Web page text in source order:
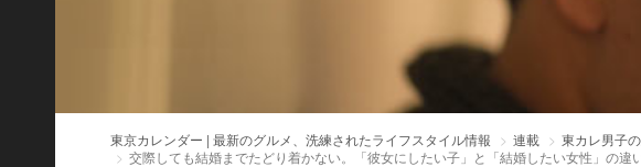
東京カレンダー | 最新のグルメ、洗練されたライフスタイル情報 連載
東カレ男子
交際しても結婚までたどり着かない。「彼女にしたい子」と「結婚したい女性」の違